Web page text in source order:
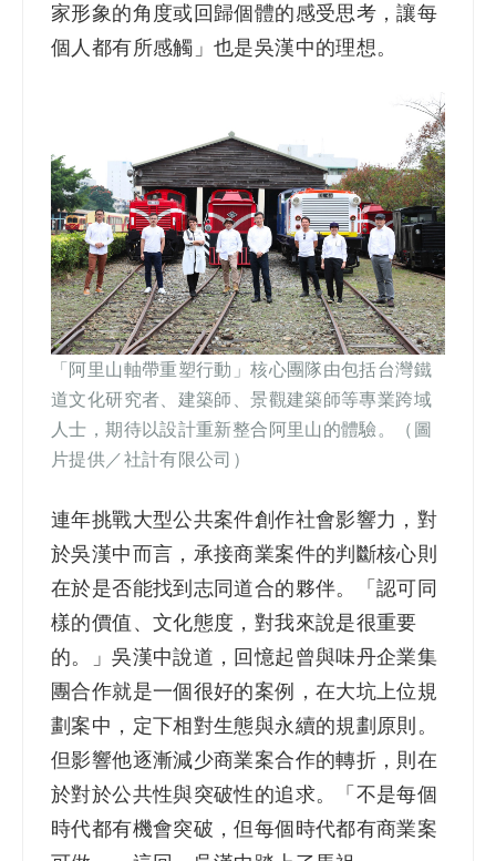
家形象的角度或回歸個體的感受思考，讓每
個人都有所感觸」也是吳漢中的理想。
「阿里山軸帶重塑行動」核心團隊由包括台灣鐵
道文化研究者、建築師、景觀建築師等專業跨域
人士，期待以設計重新整合阿里山的體驗。
（ 圖
片提供 ／社計有限公司 ）
連年挑戰大型公共案件創作社會影響力，對
於吳漢中而言，承接商業案件的判斷核心則
在於是否能找到志同道合的夥伴。「認可同
樣的價值、文化態度，對我來說是很重要
的。」吳漢中說道，回憶起曾與味丹企業集
團合作就是一個很好的案例，在大坑上位規
劃案中，定下相對生態與永續的規劃原則。
但影響他逐漸減少商業案合作的轉折，則在
於對於公共性與突破性的追求。「不是每個
時代都有機會突破，但每個時代都有商業案